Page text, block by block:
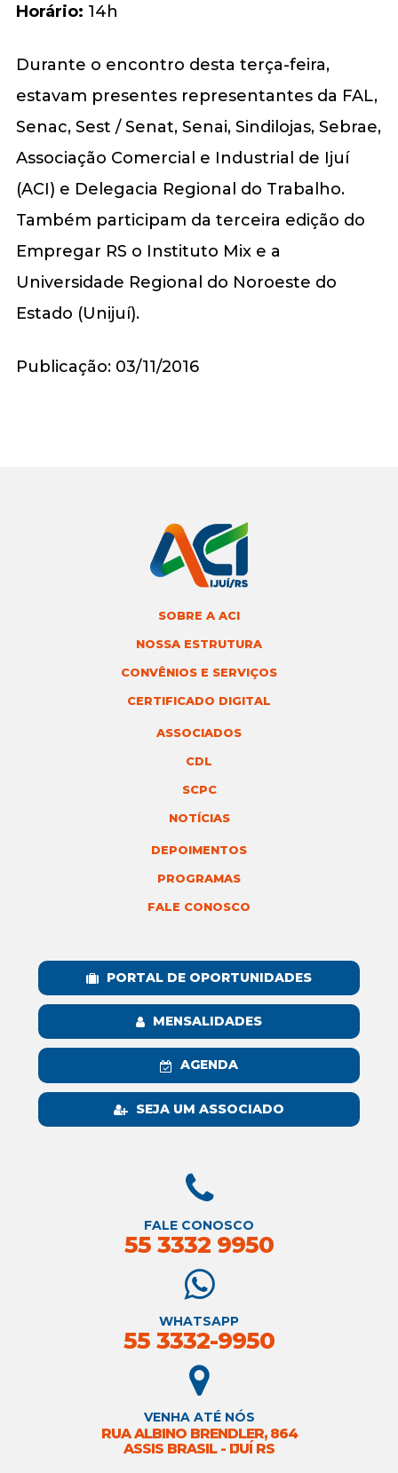
Horário: 14h
Durante o encontro desta terça-feira,
estavam presentes representantes da FAL,
Senac, Sest / Senat, Senai, Sindilojas, Sebrae,
Associação Comercial e Industrial de Ijuí
(ACI) e Delegacia Regional do Trabalho.
Também participam da terceira edição do
Empregar RS o Instituto Mix e a
Universidade Regional do Noroeste do
Estado (Unijuí).
Publicação: 03/11/2016
SOBRE A ACI
NOSSA ESTRUTURA
CONVÊNIOS E SERVIÇOS
CERTIFICADO DIGITAL
ASSOCIADOS
CDL
SCPC
NOTÍCIAS
DEPOIMENTOS
PROGRAMAS
FALE CONOSCO
PORTAL DE OPORTUNIDADES
MENSALIDADES
AGENDA
SEJA UM ASSOCIADO
FALE CONOSCO
55 3332 9950
WHATSAPP
55 3332-9950
VENHA ATÉ NÓS
RUA ALBINO BRENDLER, 864
ASSIS BRASIL - IJUÍ RS